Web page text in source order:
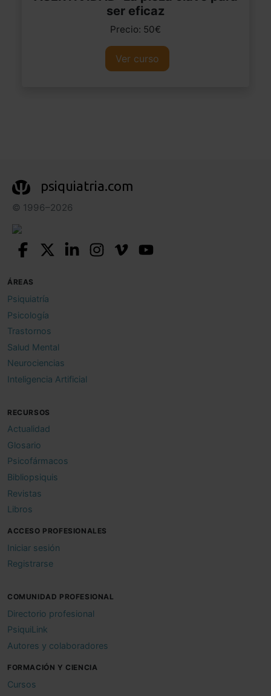
ser eficaz
Precio: 50€
Ver curso
psiquiatria.com
© 1996–2026
ÁREAS
Psiquiatría
Psicología
Trastornos
Salud Mental
Neurociencias
Inteligencia Artificial
RECURSOS
Actualidad
Glosario
Psicofármacos
Bibliopsiquis
Revistas
Libros
ACCESO PROFESIONALES
Iniciar sesión
Registrarse
COMUNIDAD PROFESIONAL
Directorio profesional
PsiquiLink
Autores y colaboradores
FORMACIÓN Y CIENCIA
Cursos